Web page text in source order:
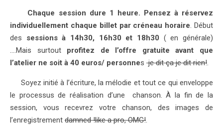
Chaque session dure 1 heure. Pensez à réservez
individuellement chaque billet par créneau horaire. Début
des sessions à 14h30, 16h30 et 18h30 ( en générale)
….Mais surtoutprofitez de l’offre gratuite avant que
l’atelier ne soit à 40 euros/ personnes je dit ça je dit rien!.
Soyez initié à l’écriture, la mélodie et tout ce qui enveloppe
le processus de réalisation d’une chanson. À la fin de la
session, vous recevrez votre chanson, des images de
l’enregistrement damned !like a pro, OMG!.